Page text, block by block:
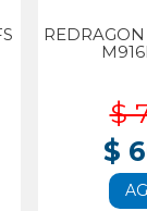
$
$